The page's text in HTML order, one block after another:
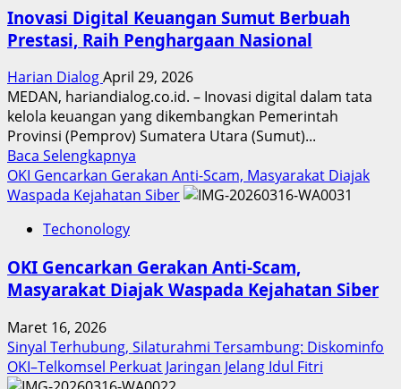
Inovasi Digital Keuangan Sumut Berbuah
Prestasi, Raih Penghargaan Nasional
Harian DialogApril 29, 2026
MEDAN, hariandialog.co.id. – Inovasi digital dalam tata
kelola keuangan yang dikembangkan Pemerintah
Provinsi (Pemprov) Sumatera Utara (Sumut)...
Baca Selengkapnya
more
about
Sumut
Berbuah
Penghargaan
Nasional
OKI Gencarkan Gerakan Anti-Scam, Masyarakat Diajak
Waspada Kejahatan Siber
Techonology
OKI Gencarkan Gerakan Anti-Scam,
Masyarakat Diajak Waspada Kejahatan Siber
Maret 16, 2026
Sinyal Terhubung, Silaturahmi Tersambung: Diskominfo
OKI–Telkomsel Perkuat Jaringan Jelang Idul Fitri